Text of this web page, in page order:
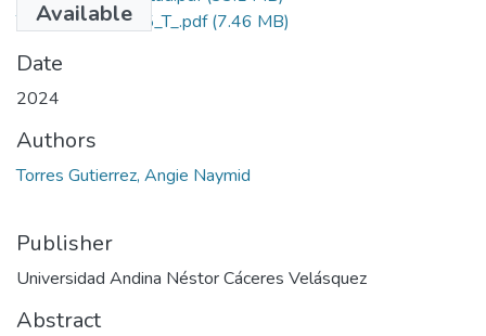
Available
T036_72810355_T_.pdf(7.46 MB)
Date
2024
Authors
Torres Gutierrez, Angie Naymid
Publisher
Universidad Andina Néstor Cáceres Velásquez
Abstract